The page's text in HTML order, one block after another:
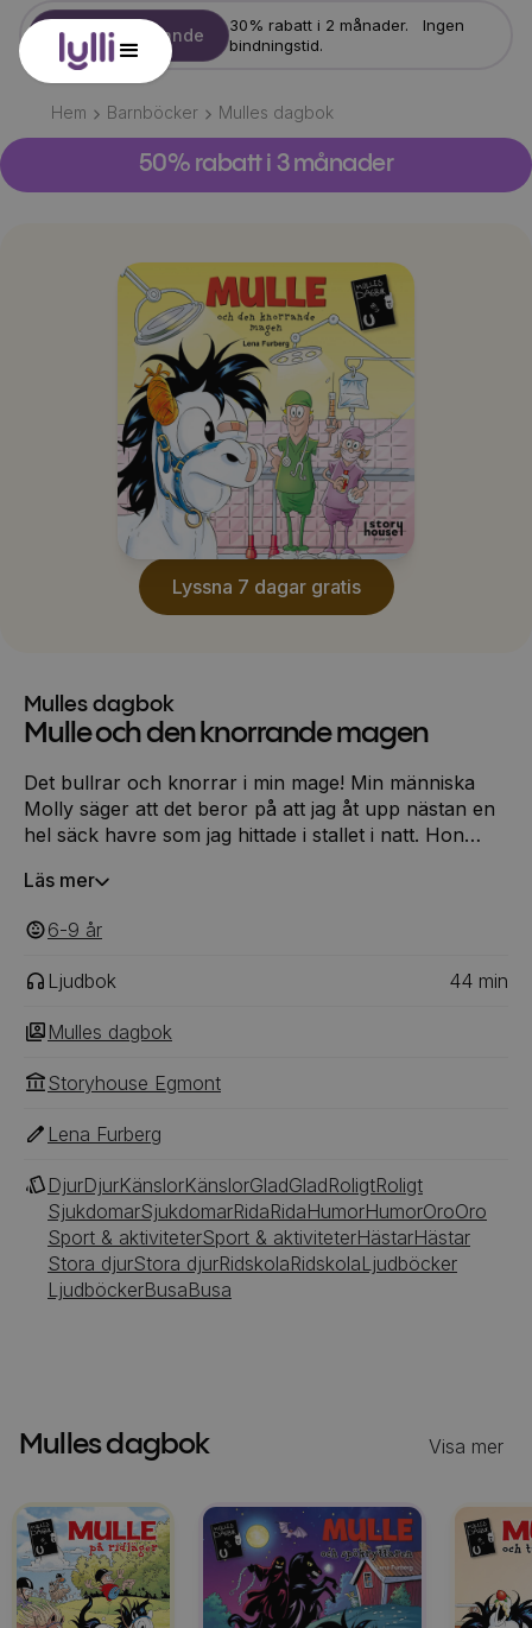
Starta erbjudande
30% rabatt i 2 månader. Ingen
bindningstid.
Hem Barnböcker Mulles dagbok
50% rabatt i 3 månader
Lyssna 7 dagar gratis
Mulles dagbok
Mulle och den knorrande magen
Det bullrar och knorrar i min mage! Min människa
Molly säger att det beror på att jag åt upp nästan en
hel säck havre som jag hittade i stallet i natt. Hon
tramsigt. Man kan ALDRIG äta för mycket havre!
jag ska försöka hitta mer havre i natt! MUMS!
Läs mer
6-9 ‎‎ år
Ljudbok 44 min
Mulles dagbok
Storyhouse Egmont
Lena Furberg
DjurDjurKänslorKänslorGladGladRoligtRoligt
SjukdomarSjukdomarRidaRidaHumorHumorOroOro
Sport & aktiviteterSport & aktiviteterHästarHästar
Stora djurStora djurRidskolaRidskolaLjudböcker
LjudböckerBusaBusa
Mulles dagbok Visa mer